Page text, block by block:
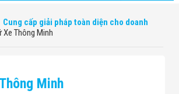
Nam
Hội Đồng Quản
Cung cấp giải pháp toàn diện cho doanh
Xe Thông Minh
Minh